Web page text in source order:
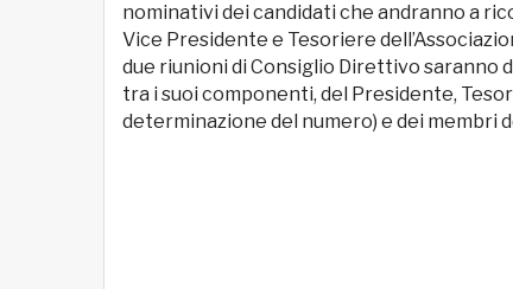
nominativi dei candidati che andranno a
Vice Presidente e Tesoriere
due riunioni di Consiglio Direttivo saranno
tra i suoi componenti, del Presidente,
determinazione del numero) e dei membri